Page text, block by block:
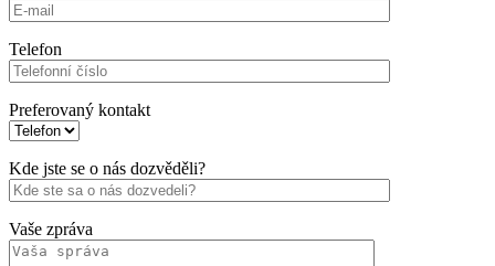
Telefon
Preferovaný kontakt
Kde jste se o nás dozvěděli?
Vaše zpráva